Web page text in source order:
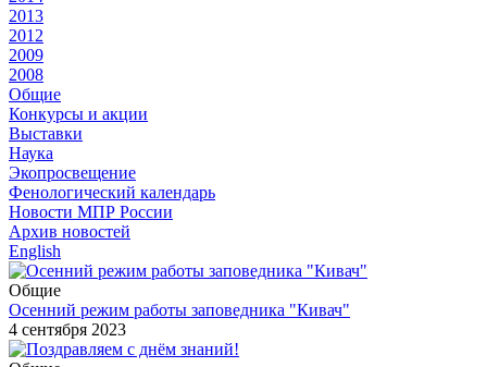
2013
2012
2009
2008
Общие
Конкурсы и акции
Выставки
Наука
Экопросвещение
Фенологический календарь
Новости МПР России
Архив новостей
English
Общие
Осенний режим работы заповедника "Кивач"
4 сентября 2023